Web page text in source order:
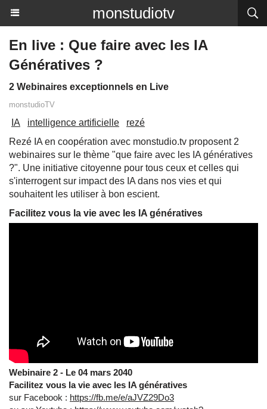
monstudiotv
En live : Que faire avec les IA
Génératives ?
2 Webinaires exceptionnels en Live
monstudioTV
IA intelligence artificielle
rezé
Rezé IA en coopération avec monstudio.tv proposent 2
webinaires sur le thème "que faire avec les IA génératives
?". Une initiative citoyenne pour tous ceux et celles qui
s'interrogent sur impact des IA dans nos vies et qui
souhaitent les utiliser à bon escient.
Facilitez vous la vie avec les IA génératives
Webinaire 2 - Le 04 mars 2040
Facilitez vous la vie avec les IA génératives
sur Facebook : https://fb.me/e/aJVZ29Do3